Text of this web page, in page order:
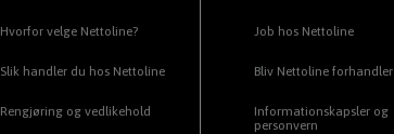
Hvorfor velge Nettoline?
Slik handler du hos Nettoline
Rengjøring og vedlikehold
Job hos Nettoline
Bliv Nettoline forhandler
Informationskapsler og
personvern